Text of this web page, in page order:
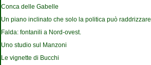
Conca delle Gabelle
Un piano inclinato che solo la politica può raddrizzare
Falda: fontanili a Nord-ovest.
Uno studio sul Manzoni
Le vignette di Bucchi